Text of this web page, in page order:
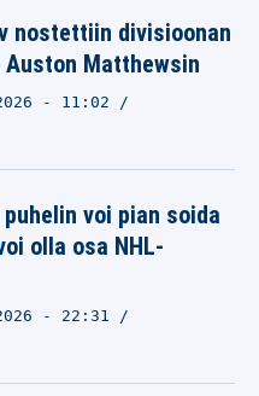
nostettiin divisioonan
Matthewsin
- 11:02
voi pian soida
olla osa NHL-
- 22:31